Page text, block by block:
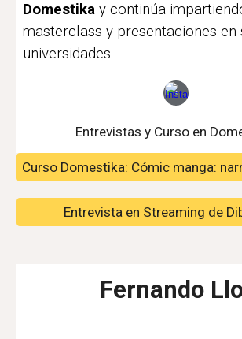
Domestika y continúa
masterclass y presentaciones en
universidades.
Entrevistas y Curso en
Entrevista en Streaming de
Fernando